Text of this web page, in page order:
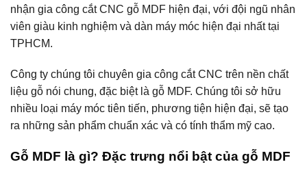
nhận gia công cắt CNC gỗ MDF hiện đại, với đội ngũ nhân
viên giàu kinh nghiệm và dàn máy móc hiện đại nhất tại
TPHCM.
Công ty chúng tôi chuyên gia công cắt CNC trên nền chất
liệu gỗ nói chung, đặc biệt là gỗ MDF. Chúng tôi sở hữu
nhiều loại máy móc tiên tiến, phương tiện hiện đại, sẽ tạo
ra những sản phẩm chuẩn xác và có tính thẩm mỹ cao.
Gỗ MDF là gì? Đặc trưng nổi bật của gỗ MDF